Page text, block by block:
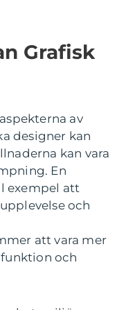
Grafisk
av
designer kan
kan vara
En
exempel att
och
att vara mer
och